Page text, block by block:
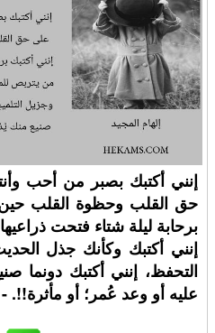
إنني أكتبك بصبر من أحب
حق القلب وحظوة القلب
برحابة ليلة شتاء فتحت
إنني أكتبك وكأنك جذل
التحفظ، إنني أكتبك دونما
عليه أو وعد عُمر؛ أو مأثرة!!. -